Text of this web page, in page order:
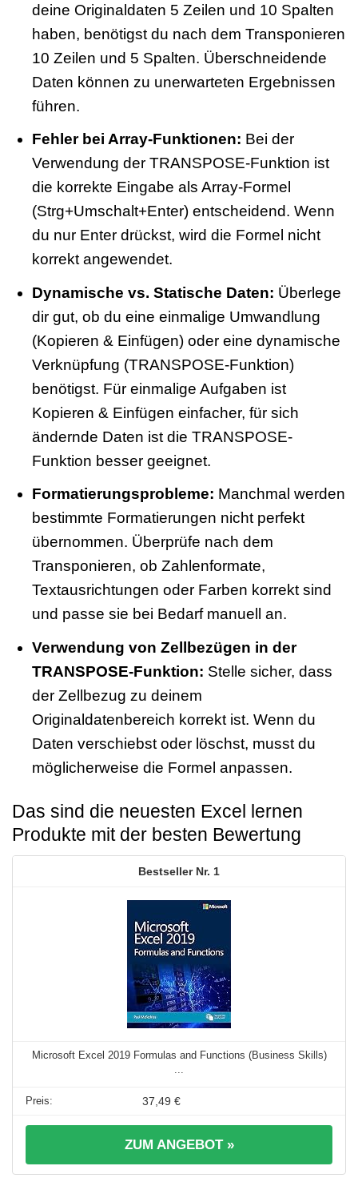
deine Originaldaten 5 Zeilen und 10 Spalten
haben, benötigst du nach dem Transponieren
10 Zeilen und 5 Spalten. Überschneidende
Daten können zu unerwarteten Ergebnissen
führen.
Fehler bei Array-Funktionen: Bei der
Verwendung der TRANSPOSE-Funktion ist
die korrekte Eingabe als Array-Formel
(Strg+Umschalt+Enter) entscheidend. Wenn
du nur Enter drückst, wird die Formel nicht
korrekt angewendet.
Dynamische vs. Statische Daten: Überlege
dir gut, ob du eine einmalige Umwandlung
(Kopieren & Einfügen) oder eine dynamische
Verknüpfung (TRANSPOSE-Funktion)
benötigst. Für einmalige Aufgaben ist
Kopieren & Einfügen einfacher, für sich
ändernde Daten ist die TRANSPOSE-
Funktion besser geeignet.
Formatierungsprobleme: Manchmal werden
bestimmte Formatierungen nicht perfekt
übernommen. Überprüfe nach dem
Transponieren, ob Zahlenformate,
Textausrichtungen oder Farben korrekt sind
und passe sie bei Bedarf manuell an.
Verwendung von Zellbezügen in der
TRANSPOSE-Funktion: Stelle sicher, dass
der Zellbezug zu deinem
Originaldatenbereich korrekt ist. Wenn du
Daten verschiebst oder löschst, musst du
möglicherweise die Formel anpassen.
Das sind die neuesten Excel lernen
Produkte mit der besten Bewertung
1
Microsoft Excel 2019 Formulas and Functions (Business Skills)
...
37,49 €
ZUM ANGEBOT »